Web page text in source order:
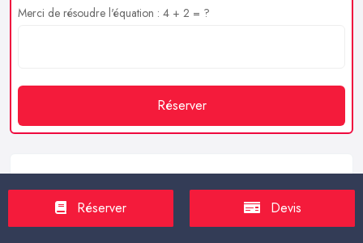
Merci de résoudre l'équation : 4 + 2 = ?
Réserver
Service client
https://proxilive.fr
Réserver Devis